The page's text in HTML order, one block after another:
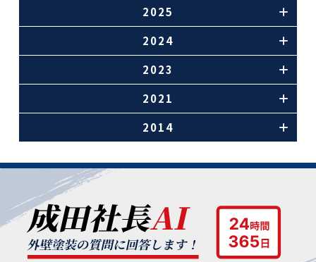
2025
2024
2023
2021
2014